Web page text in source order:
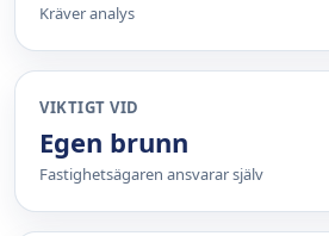
Kräver analys
VIKTIGT VID
Egen brunn
Fastighetsägaren ansvarar själv